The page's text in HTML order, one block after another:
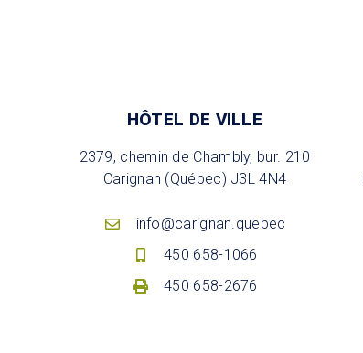
HÔTEL DE VILLE
2379, chemin de Chambly, bur. 210
Carignan (Québec) J3L 4N4
info@carignan.quebec
450 658-1066
450 658-2676